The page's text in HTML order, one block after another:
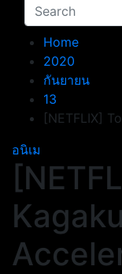
Home
2020
กันยายน
13
[NETFLIX]
อนิเม